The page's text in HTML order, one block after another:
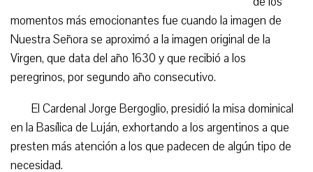
momentos más emocionantes fue cuando la imagen de
Nuestra Señora se aproximó a la imagen original de la
Virgen, que data del año 1630 y que recibió a los
peregrinos, por segundo año consecutivo.
El Cardenal Jorge Bergoglio, presidió la misa dominical
en la Basílica de Luján, exhortando a los argentinos a que
presten más atención a los que padecen de algún tipo de
necesidad.